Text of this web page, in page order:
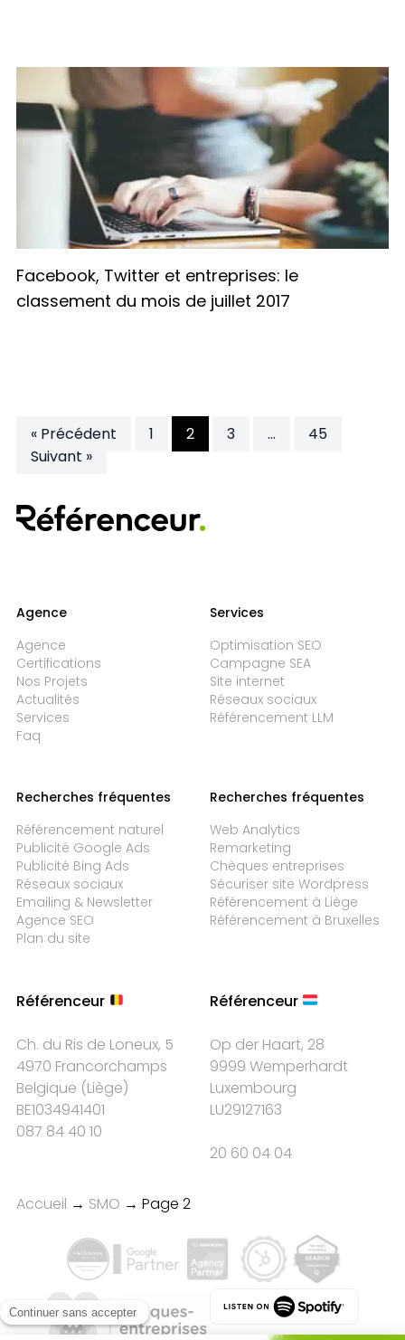
Facebook, Twitter et entreprises: le
classement du mois de juillet 2017
Posts
« Précédent 1 2 3 …
45
Suivant »
Agence
Agence
Certifications
Nos Projets
Actualités
Services
Faq
Services
Optimisation SEO
Campagne SEA
Site internet
Réseaux sociaux
Référencement LLM
Recherches fréquentes
Référencement naturel
Publicité Google Ads
Publicité Bing Ads
Réseaux sociaux
Emailing & Newsletter
Agence SEO
Plan du site
Recherches fréquentes
Web Analytics
Remarketing
Chèques entreprises
Sécuriser site Wordpress
Référencement à Liège
Référencement à Bruxelles
Référenceur
Ch. du Ris de Loneux, 5
4970 Francorchamps
Belgique (Liège)
BE1034941401
087 84 40 10
Référenceur
Op der Haart, 28
9999 Wemperhardt
Luxembourg
LU29127163
20 60 04 04
Accueil → SMO → Page 2